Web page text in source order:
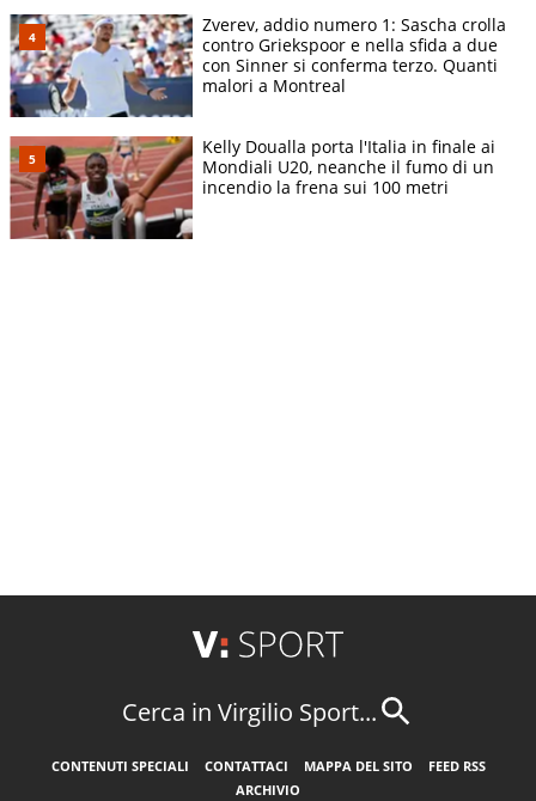
Zverev, addio numero 1: Sascha crolla
contro Griekspoor e nella sfida a due
con Sinner si conferma terzo. Quanti
malori a Montreal
Kelly Doualla porta l'Italia in finale ai
Mondiali U20, neanche il fumo di un
incendio la frena sui 100 metri
Cerca in Virgilio Sport...
CONTENUTI SPECIALI CONTATTACI MAPPA DEL SITO
FEED RSS
ARCHIVIO